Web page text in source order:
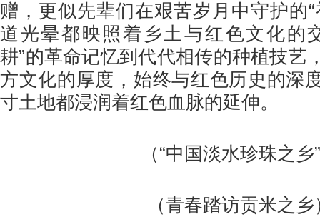
赠，更似先辈们在艰苦岁月中守护的
道光晕都映照着乡土与红色文化的
耕”的革命记忆到代代相传的种植技艺
方文化的厚度，始终与红色历史的深
寸土地都浸润着红色血脉的延伸。
（“中国淡水珍珠之乡
（青春踏访贡米之乡